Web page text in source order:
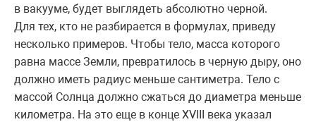
в вакууме, будет выглядеть абсолютно черной.
Для тех, кто не разбирается в формулах, приведу
несколько примеров. Чтобы тело, масса которого
равна массе Земли, превратилось в черную дыру, оно
должно иметь радиус меньше сантиметра. Тело с
массой Солнца должно сжаться до диаметра меньше
километра. На это еще в конце XVIII века указал